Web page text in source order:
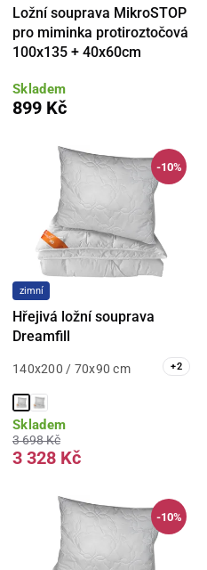
Ložní souprava MikroSTOP
pro miminka protiroztočová
100x135 + 40x60cm
Skladem
899 Kč
-10%
zimní
Hřejivá ložní souprava
Dreamfill
140x200 / 70x90 cm +2
Skladem
3 698 Kč
3 328 Kč
-10%